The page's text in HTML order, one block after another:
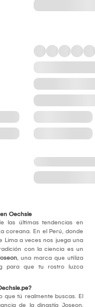
Oechsle
las últimas tendencias en
coreana. En el Perú, donde
Lima a veces nos juega una
con la ciencia es un
, una marca que utiliza
para que tu rostro luzca
tú realmente buscas. El
de la dinastía Joseon,